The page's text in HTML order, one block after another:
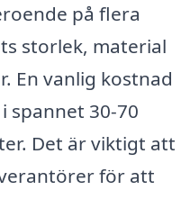
på flera
storlek, material
En vanlig kostnad
30-70
Det är viktigt att
för att